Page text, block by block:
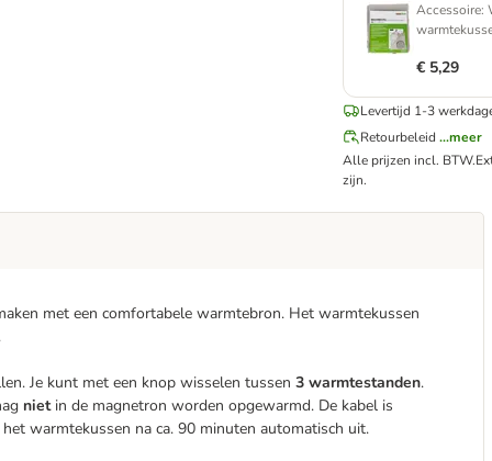
Accessoire:
€ 5,29
Levertijd 1-3
Retourbeleid ...meer
Alle prijzen incl. BTW.
zijn.
met een comfortabele warmtebron. Het warmtekussen
Je kunt met een knop wisselen tussen 3 warmtestanden.
niet in de magnetron worden opgewarmd. De kabel is
warmtekussen na ca. 90 minuten automatisch uit.